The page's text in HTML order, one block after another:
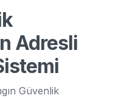
Adresli
Güvenlik